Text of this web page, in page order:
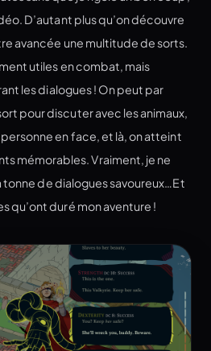
D’autant plus qu’on découvre
avancée une multitude de sorts.
utiles en combat, mais
les dialogues ! On peut par
pour discuter avec les animaux,
en face, et là, on atteint
mémorables. Vraiment, je ne
tonne de dialogues savoureux…Et
qu’ont duré mon aventure !